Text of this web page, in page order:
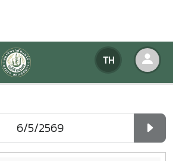
TH
มของหน่วยงาน
งหน่วยงาน